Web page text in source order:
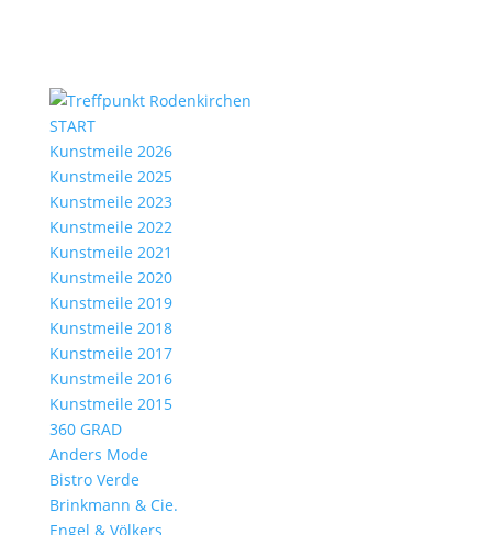
START
Kunstmeile 2026
Kunstmeile 2025
Kunstmeile 2023
Kunstmeile 2022
Kunstmeile 2021
Kunstmeile 2020
Kunstmeile 2019
Kunstmeile 2018
Kunstmeile 2017
Kunstmeile 2016
Kunstmeile 2015
360 GRAD
Anders Mode
Bistro Verde
Brinkmann & Cie.
Engel & Völkers